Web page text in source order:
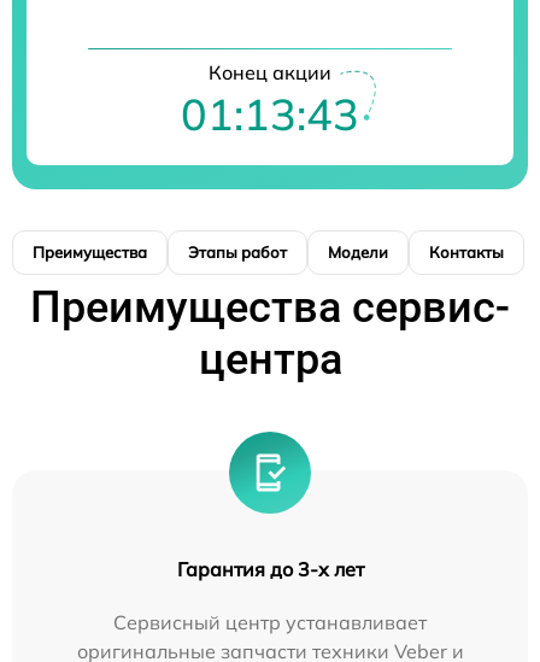
Конец акции
01:13:42
Преимущества Этапы работ Модели Контакты
Преимущества сервис-
центра
Гарантия до 3-х лет
Сервисный центр устанавливает
оригинальные запчасти техники Veber и